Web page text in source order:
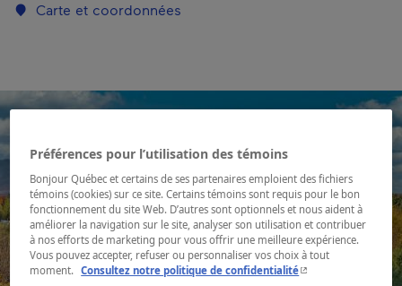
Carte et coordonnées
Préférences pour l’utilisation des témoins
Bonjour Québec et certains de ses partenaires emploient des fichiers
témoins (cookies) sur ce site. Certains témoins sont requis pour le bon
fonctionnement du site Web. D’autres sont optionnels et nous aident à
améliorer la navigation sur le site, analyser son utilisation et contribuer
à nos efforts de marketing pour vous offrir une meilleure expérience.
Vous pouvez accepter, refuser ou personnaliser vos choix à tout
moment. Consultez notre politique de confidentialité- Cet hyperlien